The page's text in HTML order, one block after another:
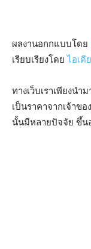
ผลงานอกกแบบโดย
เรียบเรียงโดยไอเดี
ทางเว็บเราเพียงน
เป็นราคาจากเจ้าข
นั้นมีหลายปัจจัย ขึ้น